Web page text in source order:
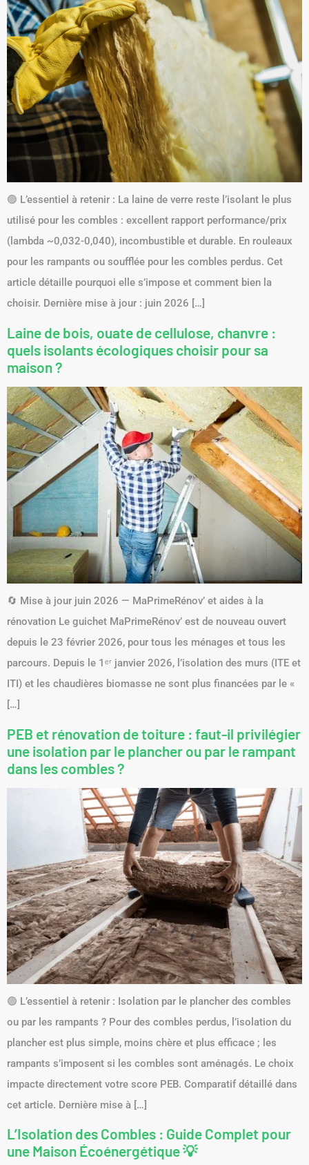
🟢 L’essentiel à retenir : La laine de verre reste l’isolant le plus
utilisé pour les combles : excellent rapport performance/prix
(lambda ~0,032-0,040), incombustible et durable. En rouleaux
pour les rampants ou soufflée pour les combles perdus. Cet
article détaille pourquoi elle s’impose et comment bien la
choisir. Dernière mise à jour : juin 2026 […]
Laine de bois, ouate de cellulose, chanvre :
quels isolants écologiques choisir pour sa
maison ?
🔄 Mise à jour juin 2026 — MaPrimeRénov’ et aides à la
rénovation Le guichet MaPrimeRénov’ est de nouveau ouvert
depuis le 23 février 2026, pour tous les ménages et tous les
parcours. Depuis le 1ᵉʳ janvier 2026, l’isolation des murs (ITE et
ITI) et les chaudières biomasse ne sont plus financées par le «
[…]
PEB et rénovation de toiture : faut-il privilégier
une isolation par le plancher ou par le rampant
dans les combles ?
🟢 L’essentiel à retenir : Isolation par le plancher des combles
ou par les rampants ? Pour des combles perdus, l’isolation du
plancher est plus simple, moins chère et plus efficace ; les
rampants s’imposent si les combles sont aménagés. Le choix
impacte directement votre score PEB. Comparatif détaillé dans
cet article. Dernière mise à […]
L’Isolation des Combles : Guide Complet pour
une Maison Écoénergétique 💡